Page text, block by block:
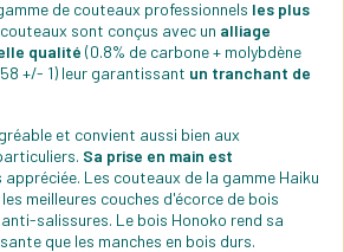
de couteaux professionnels les plus
sont conçus avec un alliage
qualité (0.8% de carbone + molybdène
+/- 1) leur garantissant un tranchant de
et convient aussi bien aux
Sa prise en main est
Les couteaux de la gamme Haiku
meilleures couches d'écorce de bois
salissures. Le bois Honoko rend sa
que les manches en bois durs.